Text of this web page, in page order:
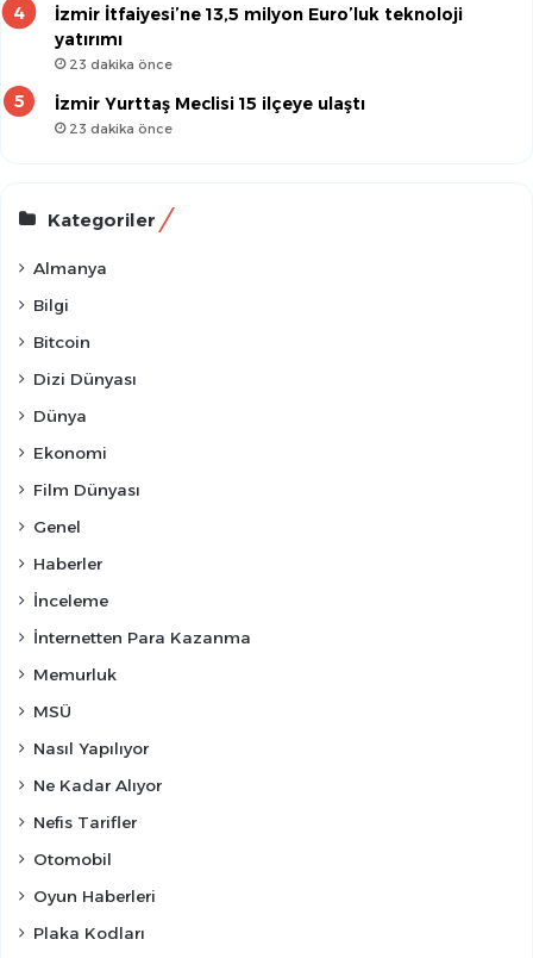
İzmir İtfaiyesi’ne 13,5 milyon Euro’luk teknoloji
yatırımı
23 dakika önce
İzmir Yurttaş Meclisi 15 ilçeye ulaştı
23 dakika önce
Kategoriler
Almanya
Bilgi
Bitcoin
Dizi Dünyası
Dünya
Ekonomi
Film Dünyası
Genel
Haberler
İnceleme
İnternetten Para Kazanma
Memurluk
MSÜ
Nasıl Yapılıyor
Ne Kadar Alıyor
Nefis Tarifler
Otomobil
Oyun Haberleri
Plaka Kodları